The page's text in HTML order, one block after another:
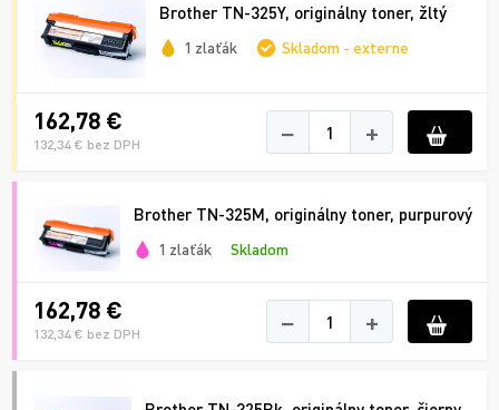
Brother TN-325Y, originálny toner, žltý
1 zlaťák Skladom - externe
162,78 €
132,34 € bez DPH − +
Brother TN-325M, originálny toner, purpurový
1 zlaťák Skladom
162,78 €
132,34 € bez DPH − +